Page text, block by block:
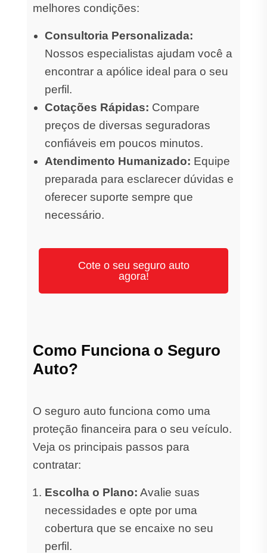
melhores condições:
Consultoria Personalizada:
Nossos especialistas ajudam você a
encontrar a apólice ideal para o seu
perfil.
Cotações Rápidas: Compare
preços de diversas seguradoras
confiáveis em poucos minutos.
Atendimento Humanizado: Equipe
preparada para esclarecer dúvidas e
oferecer suporte sempre que
necessário.
Cote o seu seguro auto
agora!
Como Funciona o Seguro
Auto?
O seguro auto funciona como uma
proteção financeira para o seu veículo.
Veja os principais passos para
contratar:
Escolha o Plano: Avalie suas
necessidades e opte por uma
cobertura que se encaixe no seu
perfil.